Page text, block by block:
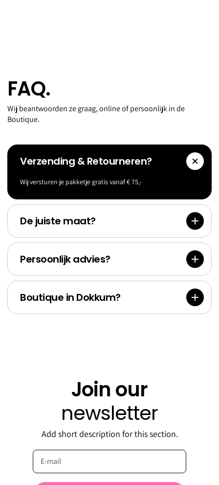
Accessoi
res
FAQ.
Wij beantwoorden ze graag, online of persoonlijk in de
Boutique.
Verzending & Retourneren?
Wij versturen je pakketje gratis vanaf € 75,-
De juiste maat?
Persoonlijk advies?
Boutique in Dokkum?
Join our
newsletter
Add short description for this section.